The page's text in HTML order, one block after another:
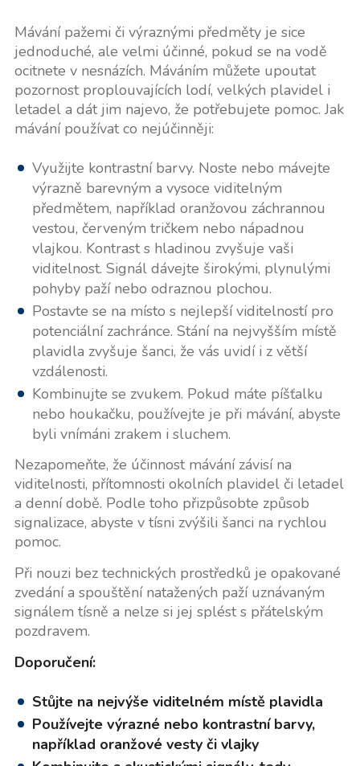
Mávání pažemi či výraznými předměty je sice
jednoduché, ale velmi účinné, pokud se na vodě
ocitnete v nesnázích. Máváním můžete upoutat
pozornost proplouvajících lodí, velkých plavidel i
letadel a dát jim najevo, že potřebujete pomoc. Jak
mávání používat co nejúčinněji:
Využijte kontrastní barvy. Noste nebo mávejte
výrazně barevným a vysoce viditelným
předmětem, například oranžovou záchrannou
vestou, červeným tričkem nebo nápadnou
vlajkou. Kontrast s hladinou zvyšuje vaši
viditelnost. Signál dávejte širokými, plynulými
pohyby paží nebo odraznou plochou.
Postavte se na místo s nejlepší viditelností pro
potenciální zachránce. Stání na nejvyšším místě
plavidla zvyšuje šanci, že vás uvidí i z větší
vzdálenosti.
Kombinujte se zvukem. Pokud máte píšťalku
nebo houkačku, používejte je při mávání, abyste
byli vnímáni zrakem i sluchem.
Nezapomeňte, že účinnost mávání závisí na
viditelnosti, přítomnosti okolních plavidel či letadel
a denní době. Podle toho přizpůsobte způsob
signalizace, abyste v tísni zvýšili šanci na rychlou
pomoc.
Při nouzi bez technických prostředků je opakované
zvedání a spouštění natažených paží uznávaným
signálem tísně a nelze si jej splést s přátelským
pozdravem.
Doporučení:
Stůjte na nejvýše viditelném místě plavidla
Používejte výrazné nebo kontrastní barvy,
například oranžové vesty či vlajky